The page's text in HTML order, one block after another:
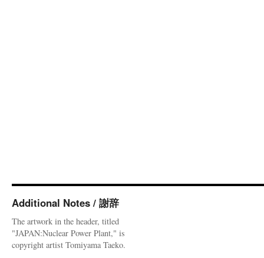
Additional Notes / 謝辞
The artwork in the header, titled
"JAPAN:Nuclear Power Plant," is
copyright artist Tomiyama Taeko.